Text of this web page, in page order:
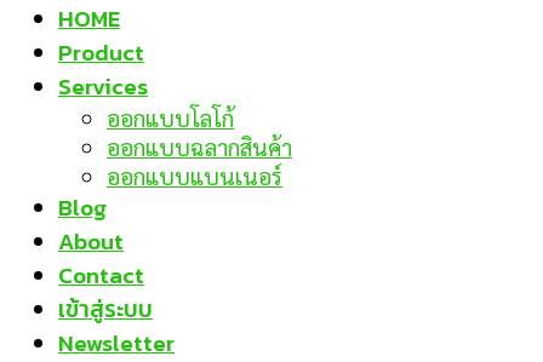
HOME
Product
Services
ออกแบบโลโก้
ออกแบบฉลากสินค้า
ออกแบบแบนเนอร์
Blog
About
Contact
เข้าสู่ระบบ
Newsletter